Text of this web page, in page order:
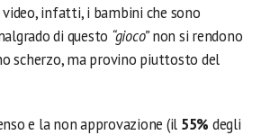
infatti, i bambini che sono
di questo “gioco”non si rendono
scherzo, ma provino piuttosto del
e la non approvazione (il 55% degli